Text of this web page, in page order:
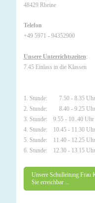
48429 Rheine
Telefon
+49 5971 - 94352900
Unsere Unterrichtszeiten:
7.45 Einlass in die Klassen
1. Stunde: 7.50 - 8.35 Uhr
2. Stunde: 8.40 - 9.25 Uhr
3. Stunde: 9.55 - 10..40 Uhr
4. Stunde: 10.45 - 11.30 Uhr
5. Stunde: 11.40 - 12.25 Uhr
6. Stunde: 12.30 - 13.15 Uhr
Unsere Schulleitung Frau
Sie erreichbar ...